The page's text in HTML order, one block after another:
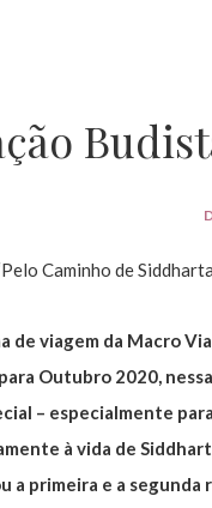
de viagem da Macro
Outubro 2020,
– especialmente
à vida de
a primeira e a